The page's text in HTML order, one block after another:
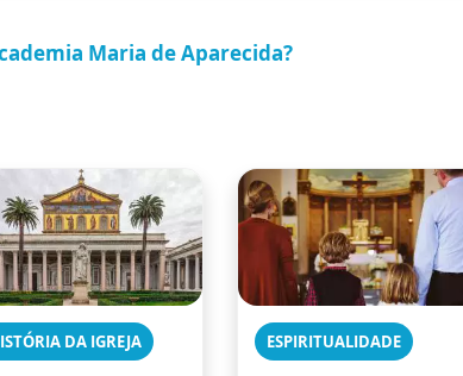
Maria de Aparecida?
DA IGREJA ESPIRITUALIDADE